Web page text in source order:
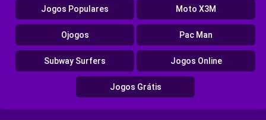
Jogos Populares Moto X3M
Ojogos Pac Man
Subway Surfers Jogos Online
Jogos Grátis